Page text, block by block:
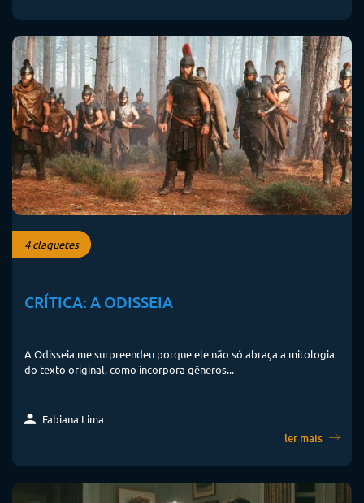
4 claquetes
CRÍTICA: A ODISSEIA
A Odisseia me surpreendeu porque ele não só abraça a mitologia
do texto original, como incorpora gêneros...
Fabiana Lima
ler mais